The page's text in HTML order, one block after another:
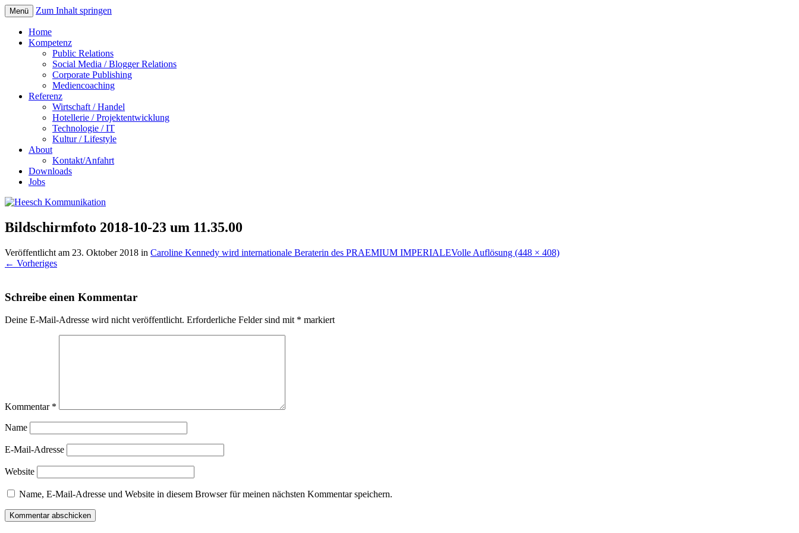
Menü Zum Inhalt springen
Home
Kompetenz
Public Relations
Social Media / Blogger Relations
Corporate Publishing
Mediencoaching
Referenz
Wirtschaft / Handel
Hotellerie / Projektentwicklung
Technologie / IT
Kultur / Lifestyle
About
Kontakt/Anfahrt
Downloads
Jobs
Bildschirmfoto 2018-10-23 um 11.35.00
Veröffentlicht am 23. Oktober 2018 in Caroline Kennedy wird internationale Beraterin des PRAEMIUM IMPERIALEVolle Auflösung (448 × 408)
← Vorheriges
Schreibe einen Kommentar
Deine E-Mail-Adresse wird nicht veröffentlicht. Erforderliche Felder sind mit * markiert
Kommentar *
Name
E-Mail-Adresse
Website
Name, E-Mail-Adresse und Website in diesem Browser für meinen nächsten Kommentar speichern.